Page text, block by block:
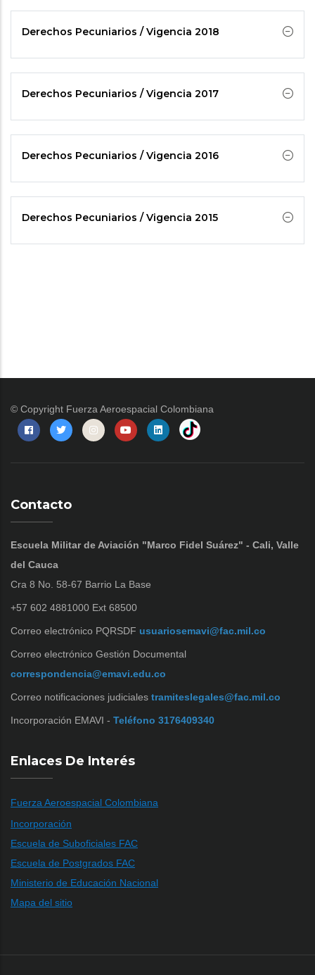
Derechos Pecuniarios / Vigencia 2018
Derechos Pecuniarios / Vigencia 2017
Derechos Pecuniarios / Vigencia 2016
Derechos Pecuniarios / Vigencia 2015
© Copyright Fuerza Aeroespacial Colombiana
Contacto
Escuela Militar de Aviación "Marco Fidel Suárez" - Cali, Valle
del Cauca
Cra 8 No. 58-67 Barrio La Base
+57 602 4881000 Ext 68500
Correo electrónico PQRSDF usuariosemavi@fac.mil.co
Correo electrónico Gestión Documental
correspondencia@emavi.edu.co
Correo notificaciones judiciales tramiteslegales@fac.mil.co
Incorporación EMAVI - Teléfono 3176409340
Enlaces De Interés
Fuerza Aeroespacial Colombiana
Incorporación
Escuela de Suboficiales FAC
Escuela de Postgrados FAC
Ministerio de Educación Nacional
Mapa del sitio